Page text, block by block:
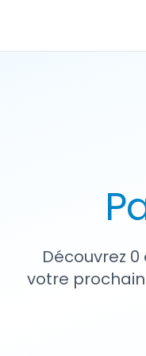
Découvrez
votre